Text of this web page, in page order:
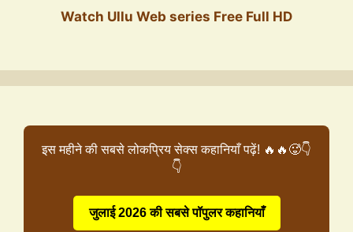
Watch Ullu Web series Free Full HD
इस महीने की सबसे लोकप्रिय सेक्स कहानियाँ पढ़ें! 🔥🔥🥵👇
👇
जुलाई 2026 की सबसे पॉपुलर कहानियाँ